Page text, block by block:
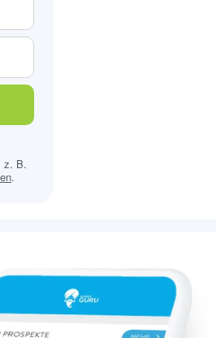
z. B.
.